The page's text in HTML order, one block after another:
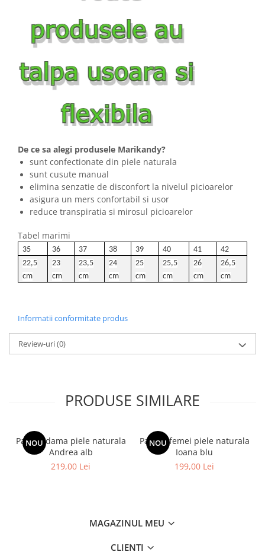
De ce sa alegi produsele Marikandy?
sunt confectionate din piele naturala
sunt cusute manual
elimina senzatie de disconfort la nivelul picioarelor
asigura un mers confortabil si usor
reduce transpiratia si mirosul picioarelor
Tabel marimi
35 36 37 38 39 40 41
42
22,5
cm
23
cm
23,5
cm
24
cm
25
cm
25,5
cm
26
cm
26,5
cm
Informatii conformitate produs
Review-uri(0)
PRODUSE SIMILARE
NOU
Pantofi dama piele naturala
Andrea alb
219,00 Lei
NOU
Pantofi femei piele naturala
Ioana blu
199,00 Lei
MAGAZINUL MEU
CLIENTI